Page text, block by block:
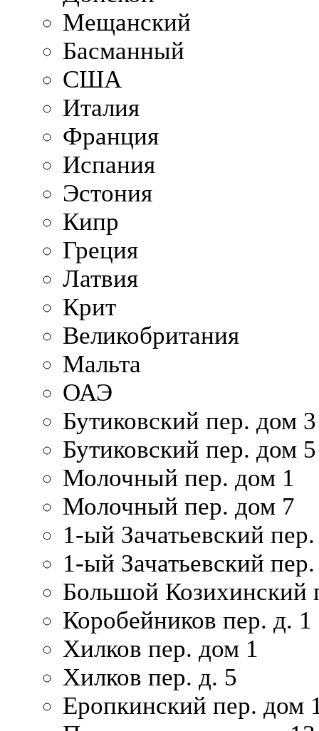
Мещанский
Басманный
США
Италия
Франция
Испания
Эстония
Кипр
Греция
Латвия
Крит
Великобритания
Мальта
ОАЭ
Бутиковский пер. дом 3
Бутиковский пер. дом 5
Молочный пер. дом 1
Молочный пер. дом 7
1-ый Зачатьевский
1-ый Зачатьевский
Большой Козихинский
Коробейников пер. д. 1
Хилков пер. дом 1
Хилков пер. д. 5
Еропкинский пер. дом